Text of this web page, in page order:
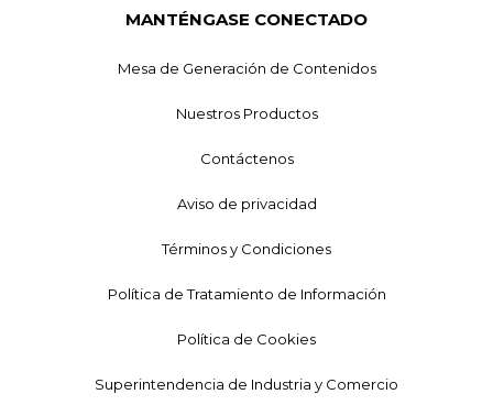
MANTÉNGASE CONECTADO
Mesa de Generación de Contenidos
Nuestros Productos
Contáctenos
Aviso de privacidad
Términos y Condiciones
Política de Tratamiento de Información
Política de Cookies
Superintendencia de Industria y Comercio